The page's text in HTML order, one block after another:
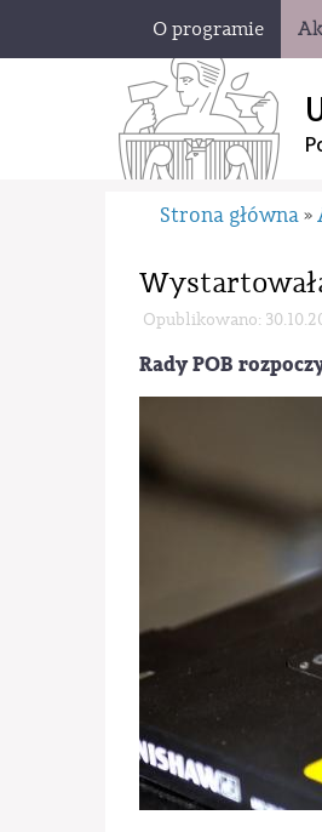
O programie
Strona główna »
Opublikowano:
Rady POB